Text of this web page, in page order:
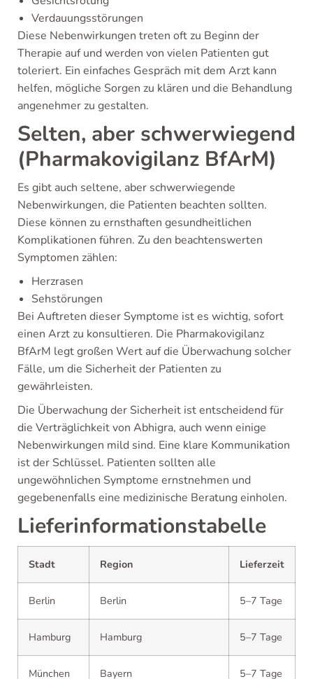
Verdauungsstörungen
Diese Nebenwirkungen treten oft zu Beginn der
Therapie auf und werden von vielen Patienten gut
toleriert. Ein einfaches Gespräch mit dem Arzt kann
helfen, mögliche Sorgen zu klären und die Behandlung
angenehmer zu gestalten.
Selten, aber schwerwiegend
(Pharmakovigilanz BfArM)
Es gibt auch seltene, aber schwerwiegende
Nebenwirkungen, die Patienten beachten sollten.
Diese können zu ernsthaften gesundheitlichen
Komplikationen führen. Zu den beachtenswerten
Symptomen zählen:
Herzrasen
Sehstörungen
Bei Auftreten dieser Symptome ist es wichtig, sofort
einen Arzt zu konsultieren. Die Pharmakovigilanz
BfArM legt großen Wert auf die Überwachung solcher
Fälle, um die Sicherheit der Patienten zu
gewährleisten.
Die Überwachung der Sicherheit ist entscheidend für
die Verträglichkeit von Abhigra, auch wenn einige
Nebenwirkungen mild sind. Eine klare Kommunikation
ist der Schlüssel. Patienten sollten alle
ungewöhnlichen Symptome ernstnehmen und
gegebenenfalls eine medizinische Beratung einholen.
Lieferinformationstabelle
Stadt Region Lieferzeit
Berlin Berlin 5–7 Tage
Hamburg Hamburg 5–7 Tage
München Bayern 5–7 Tage